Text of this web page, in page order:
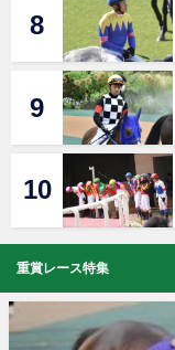
重賞レース特集